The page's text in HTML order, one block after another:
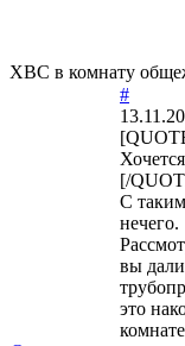
ХВС в комнату
#
[/
С
нечего.
вы
это